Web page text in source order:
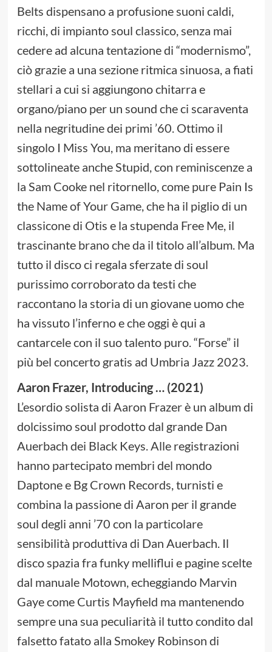
Belts dispensano a profusione suoni caldi,
ricchi, di impianto soul classico, senza mai
cedere ad alcuna tentazione di “modernismo”,
ciò grazie a una sezione ritmica sinuosa, a fiati
stellari a cui si aggiungono chitarra e
organo/piano per un sound che ci scaraventa
nella negritudine dei primi ’60. Ottimo il
singolo I Miss You, ma meritano di essere
sottolineate anche Stupid, con reminiscenze a
la Sam Cooke nel ritornello, come pure Pain Is
the Name of Your Game, che ha il piglio di un
classicone di Otis e la stupenda Free Me, il
trascinante brano che da il titolo all’album. Ma
tutto il disco ci regala sferzate di soul
purissimo corroborato da testi che
raccontano la storia di un giovane uomo che
ha vissuto l’inferno e che oggi è qui a
cantarcele con il suo talento puro. “Forse” il
più bel concerto gratis ad Umbria Jazz 2023.
Aaron Frazer, Introducing … (2021)
L’esordio solista di Aaron Frazer è un album di
dolcissimo soul prodotto dal grande Dan
Auerbach dei Black Keys. Alle registrazioni
hanno partecipato membri del mondo
Daptone e Bg Crown Records, turnisti e
combina la passione di Aaron per il grande
soul degli anni ’70 con la particolare
sensibilità produttiva di Dan Auerbach. Il
disco spazia fra funky melliflui e pagine scelte
dal manuale Motown, echeggiando Marvin
Gaye come Curtis Mayfield ma mantenendo
sempre una sua peculiarità il tutto condito dal
falsetto fatato alla Smokey Robinson di